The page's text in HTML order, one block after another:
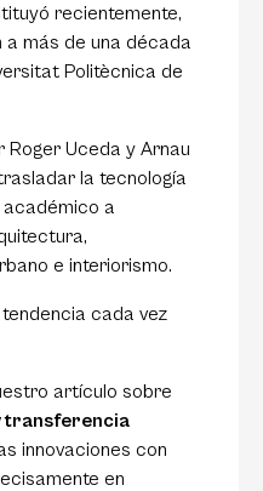
recientemente,
más de una década
Politècnica de
Uceda y Arnau
la tecnología
a
e interiorismo.
cada vez
artículo sobre
transferencia
innovaciones con
en